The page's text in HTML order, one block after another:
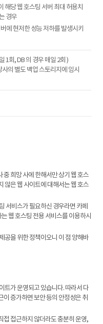
해당 웹 호스팅 서버 최대 허용치
경우
에 현저한 성능 저하를 발생시키
1회, DB 의 경우 매일 2회 )
의 별도 백업 스토리지에 임시
중 희망 사에 한해서만 상기 웹 호스
않은 웹 사이트에 대해서는 웹 호스
서비스가 필요하신 경우라면 카페
웹 호스팅 전용 서비스를 이용하시
공을 위한 정책이오니 이 점 양해바
트가 운영되고 있습니다. 따라서 다
증가하면 보안 등의 안정성은 취
접 접근하지 않더라도 충분히 운영,